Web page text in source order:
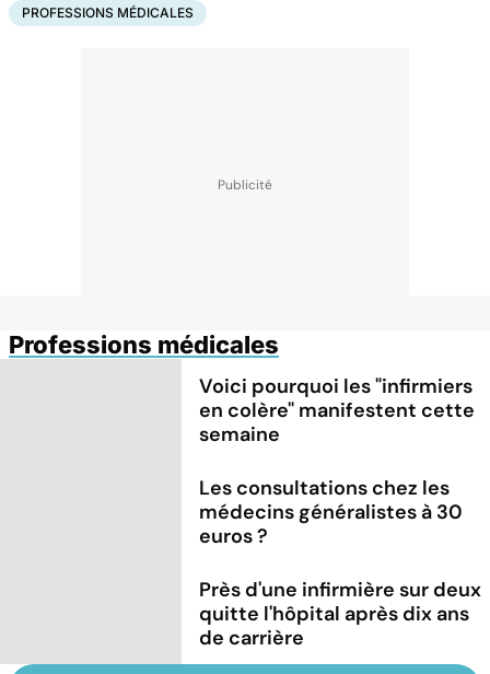
PROFESSIONS MÉDICALES
Professions médicales
Voici pourquoi les "infirmiers
en colère" manifestent cette
semaine
Les consultations chez les
médecins généralistes à 30
euros ?
Près d'une infirmière sur deux
quitte l'hôpital après dix ans
de carrière